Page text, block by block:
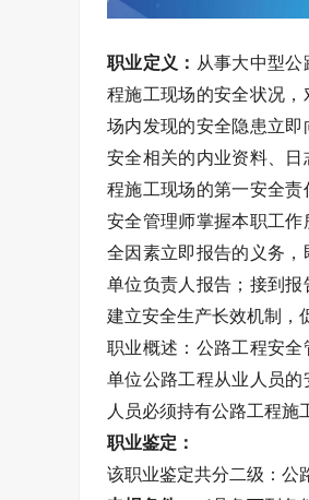
职业定义： 从事大中型
程施工现场的安全状况
场内发现的安全隐患立
安全相关的内业资料、
程施工现场的第一安全
安全管理师掌握本职工
全因素立即报告的义务
单位负责人报告；接到
建立安全生产长效机制，
职业概述：公路工程安
单位公路工程从业人员
人员必须持有公路工程施
职业鉴定：
该职业鉴定共分二级：公